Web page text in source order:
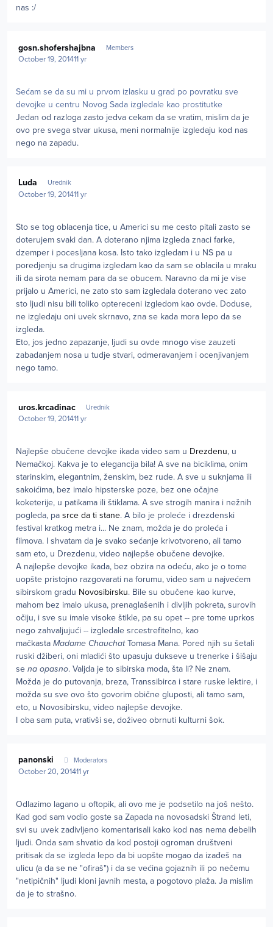
nas :/
gosn.shofershajbna Members
October 19, 201411 yr
Sećam se da su mi u prvom izlasku u grad po povratku sve
devojke u centru Novog Sada izgledale kao prostitutke
Jedan od razloga zasto jedva cekam da se vratim, mislim da je
ovo pre svega stvar ukusa, meni normalnije izgledaju kod nas
nego na zapadu.
Luda Urednik
October 19, 201411 yr
Sto se tog oblacenja tice, u Americi su me cesto pitali zasto se
doterujem svaki dan. A doterano njima izgleda znaci farke,
dzemper i pocesljana kosa. Isto tako izgledam i u NS pa u
poredjenju sa drugima izgledam kao da sam se oblacila u mraku
ili da sirota nemam para da se obucem. Naravno da mi je vise
prijalo u Americi, ne zato sto sam izgledala doterano vec zato
sto ljudi nisu bili toliko optereceni izgledom kao ovde. Doduse,
ne izgledaju oni uvek skrnavo, zna se kada mora lepo da se
izgleda.
Eto, jos jedno zapazanje, ljudi su ovde mnogo vise zauzeti
zabadanjem nosa u tudje stvari, odmeravanjem i ocenjivanjem
nego tamo.
uros.krcadinac Urednik
October 19, 201411 yr
Najlepše obučene devojke ikada video sam u Drezdenu, u
Nemačkoj. Kakva je to elegancija bila! A sve na biciklima, onim
starinskim, elegantnim, ženskim, bez rude. A sve u suknjama ili
sakoićima, bez imalo hipsterske poze, bez one očajne
koketerije, u patikama ili štiklama. A sve strogih manira i nežnih
pogleda, pa srce da ti stane. A bilo je proleće i drezdenski
festival kratkog metra i... Ne znam, možda je do proleća i
filmova. I shvatam da je svako sećanje krivotvoreno, ali tamo
sam eto, u Drezdenu, video najlepše obučene devojke.
A najlepše devojke ikada, bez obzira na odeću, ako je o tome
uopšte pristojno razgovarati na forumu, video sam u najvećem
sibirskom gradu Novosibirsku. Bile su obučene kao kurve,
mahom bez imalo ukusa, prenaglašenih i divljih pokreta, surovih
očiju, i sve su imale visoke štikle, pa su opet -- pre tome uprkos
nego zahvaljujući -- izgledale srcestrefitelno, kao
mačkasta Madame ChauchatTomasa Mana. Pored njih su šetali
ruski džiberi, oni mladići što upasuju dukseve u trenerke i šišaju
se na opasno. Valjda je to sibirska moda, šta li? Ne znam.
Možda je do putovanja, breza, Transsibirca i stare ruske lektire, i
možda su sve ovo što govorim obične gluposti, ali tamo sam,
eto, u Novosibirsku, video najlepše devojke.
I oba sam puta, vrativši se, doživeo obrnuti kulturni šok.
panonski Moderators
October 20, 201411 yr
Odlazimo lagano u oftopik, ali ovo me je podsetilo na još nešto.
Kad god sam vodio goste sa Zapada na novosadski Štrand leti,
svi su uvek zadivljeno komentarisali kako kod nas nema debelih
ljudi. Onda sam shvatio da kod postoji ogroman društveni
pritisak da se izgleda lepo da bi uopšte mogao da izađeš na
ulicu (a da se ne "ofiraš") i da se većina gojaznih ili po nečemu
"netipičnih" ljudi kloni javnih mesta, a pogotovo plaža. Ja mislim
da je to strašno.